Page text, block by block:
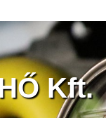
Kft.